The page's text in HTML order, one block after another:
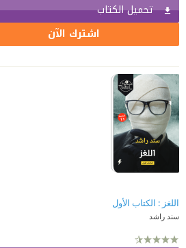
تحميل الكتاب
اشترك الآن
اللغز : الكتاب الأول
سند راشد